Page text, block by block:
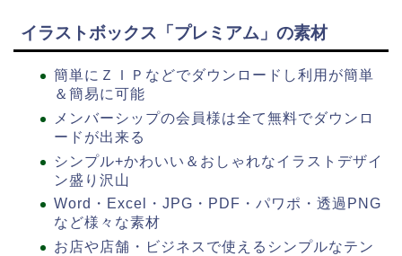
イラストボックス「プレミアム」の素材
簡単にＺＩＰなどでダウンロードし利用が簡単
＆簡易に可能
メンバーシップの会員様は全て無料でダウンロ
ードが出来る
シンプル+かわいい＆おしゃれなイラストデザイ
ン盛り沢山
Word・Excel・JPG・PDF・パワポ・透過PNG
など様々な素材
お店や店舗・ビジネスで使えるシンプルなテン